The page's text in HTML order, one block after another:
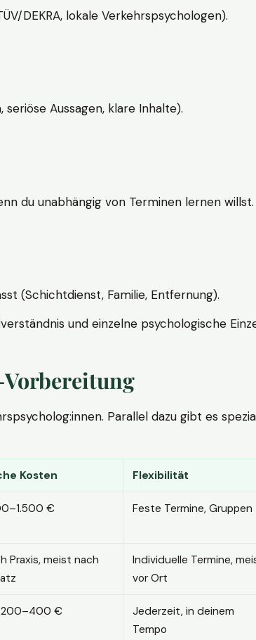
DEKRA, lokale Verkehrspsychologen).
Aussagen, klare Inhalte).
du unabhängig von Terminen lernen willst.
(Schichtdienst, Familie, Entfernung).
und einzelne psychologische
Parallel dazu gibt es
Kosten Flexibilität
€ Feste Termine, Gruppen
Praxis, meist nach
Individuelle Termine,
vor Ort
200–400 €
Jederzeit, in deinem
Tempo